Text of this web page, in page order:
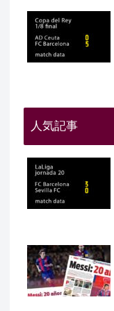
人気記事